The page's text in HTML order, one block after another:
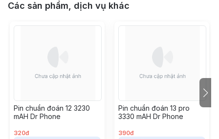
Các sản phẩm, dịch vụ khác
Pin chuẩn đoán 12 3230
mAH Dr Phone
320đ
Pin chuẩn đoán 13 pro
3330 mAH Dr Phone
390đ